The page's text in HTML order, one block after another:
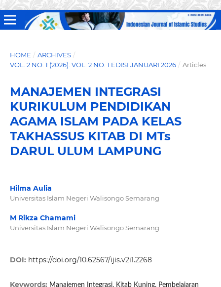
HOME / ARCHIVES /
VOL. 2 NO. 1 (2026): VOL. 2 NO. 1 EDISI JANUARI 2026 / Articles
MANAJEMEN INTEGRASI
KURIKULUM PENDIDIKAN
AGAMA ISLAM PADA KELAS
TAKHASSUS KITAB DI MTs
DARUL ULUM LAMPUNG
Hilma Aulia
Universitas Islam Negeri Walisongo Semarang
M Rikza Chamami
Universitas Islam Negeri Walisongo Semarang
DOI: https://doi.org/10.62567/ijis.v2i1.2268
Keywords: Manajemen Integrasi, Kitab Kuning, Pembelajaran